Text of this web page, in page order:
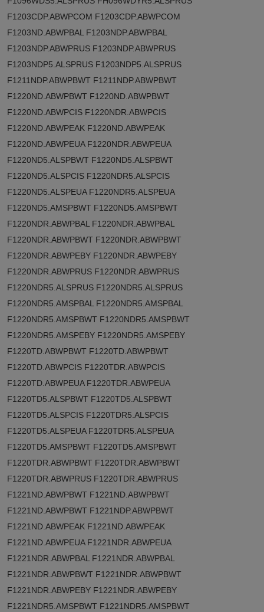
F1203CDP.ABWPCOM F1203CDP.ABWPCOM
F1203ND.ABWPBAL F1203NDP.ABWPBAL
F1203NDP.ABWPRUS F1203NDP.ABWPRUS
F1203NDP5.ALSPRUS F1203NDP5.ALSPRUS
F1211NDP.ABWPBWT F1211NDP.ABWPBWT
F1220ND.ABWPBWT F1220ND.ABWPBWT
F1220ND.ABWPCIS F1220NDR.ABWPCIS
F1220ND.ABWPEAK F1220ND.ABWPEAK
F1220ND.ABWPEUA F1220NDR.ABWPEUA
F1220ND5.ALSPBWT F1220ND5.ALSPBWT
F1220ND5.ALSPCIS F1220NDR5.ALSPCIS
F1220ND5.ALSPEUA F1220NDR5.ALSPEUA
F1220ND5.AMSPBWT F1220ND5.AMSPBWT
F1220NDR.ABWPBAL F1220NDR.ABWPBAL
F1220NDR.ABWPBWT F1220NDR.ABWPBWT
F1220NDR.ABWPEBY F1220NDR.ABWPEBY
F1220NDR.ABWPRUS F1220NDR.ABWPRUS
F1220NDR5.ALSPRUS F1220NDR5.ALSPRUS
F1220NDR5.AMSPBAL F1220NDR5.AMSPBAL
F1220NDR5.AMSPBWT F1220NDR5.AMSPBWT
F1220NDR5.AMSPEBY F1220NDR5.AMSPEBY
F1220TD.ABWPBWT F1220TD.ABWPBWT
F1220TD.ABWPCIS F1220TDR.ABWPCIS
F1220TD.ABWPEUA F1220TDR.ABWPEUA
F1220TD5.ALSPBWT F1220TD5.ALSPBWT
F1220TD5.ALSPCIS F1220TDR5.ALSPCIS
F1220TD5.ALSPEUA F1220TDR5.ALSPEUA
F1220TD5.AMSPBWT F1220TD5.AMSPBWT
F1220TDR.ABWPBWT F1220TDR.ABWPBWT
F1220TDR.ABWPRUS F1220TDR.ABWPRUS
F1221ND.ABWPBWT F1221ND.ABWPBWT
F1221ND.ABWPBWT F1221NDP.ABWPBWT
F1221ND.ABWPEAK F1221ND.ABWPEAK
F1221ND.ABWPEUA F1221NDR.ABWPEUA
F1221NDR.ABWPBAL F1221NDR.ABWPBAL
F1221NDR.ABWPBWT F1221NDR.ABWPBWT
F1221NDR.ABWPEBY F1221NDR.ABWPEBY
F1221NDR5.AMSPBWT F1221NDR5.AMSPBWT